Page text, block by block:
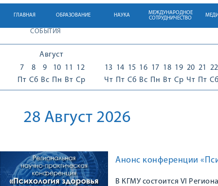
ГЛАВНАЯ ОБРАЗОВАНИЕ НАУКА
МЕЖДУНАРОДНОЕ
СОТРУДНИЧЕСТВО
СОБЫТИЯ
Август
7
Пт
8
Сб
9
Вс
10
Пн
11
Вт
12
Ср
13
Чт
14
Пт
15
Сб
16
Вс
17
Пн
18
Вт
19
Ср
20
Чт
21
Пт
22
Сб
28 Август 2026
Анонс конференции
В КГМУ состоится VI